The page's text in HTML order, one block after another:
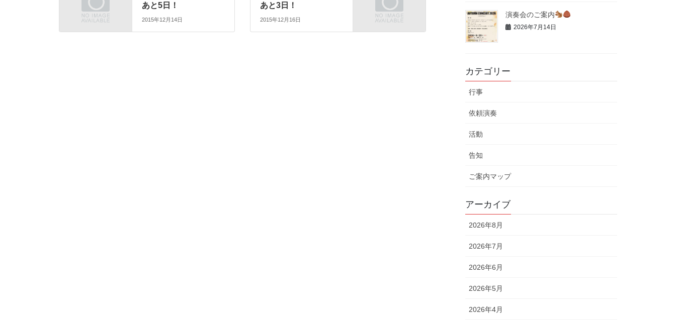
あと5日！
2015年12月14日
あと3日！
2015年12月16日
演奏会のご案内
2026年7月14日
カテゴリー
行事
依頼演奏
活動
告知
ご案内マップ
アーカイブ
2026年8月
2026年7月
2026年6月
2026年5月
2026年4月